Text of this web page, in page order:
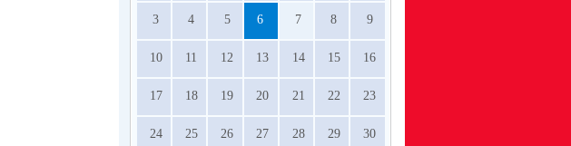
3 4 5 6 7 8 9
10 11 12 13 14 15 16
17 18 19 20 21 22 23
24 25 26 27 28 29 30